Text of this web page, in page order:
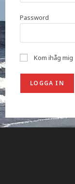
Password
Kom ihåg mig